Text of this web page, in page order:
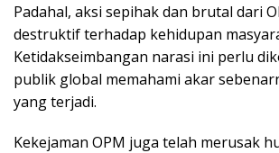
Padahal, aksi sepihak dan brutal dari
destruktif terhadap kehidupan
Ketidakseimbangan narasi ini perlu
publik global memahami akar
yang terjadi.
Kekejaman OPM juga telah merusak